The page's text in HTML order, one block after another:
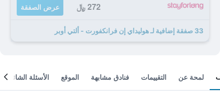
272 ﷼ عرض الصفقة
33 صفقة إضافية لـ هوليداي إن فرانكفورت - ألتي أوبر
لمحة عن التقييمات فنادق مشابهة الموقع الأسئلة الشائعة